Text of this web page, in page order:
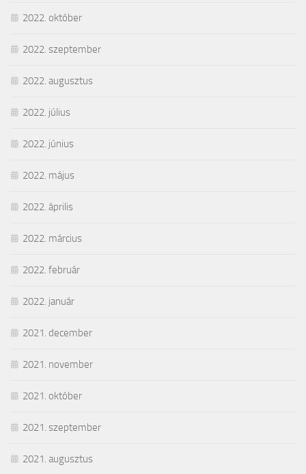
2022. október
2022. szeptember
2022. augusztus
2022. július
2022. június
2022. május
2022. április
2022. március
2022. február
2022. január
2021. december
2021. november
2021. október
2021. szeptember
2021. augusztus